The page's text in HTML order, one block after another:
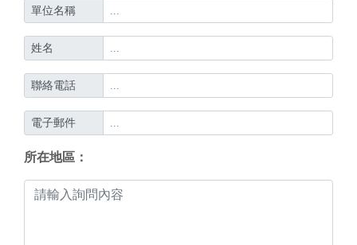
單位名稱
姓名
聯絡電話
電子郵件
所在地區：